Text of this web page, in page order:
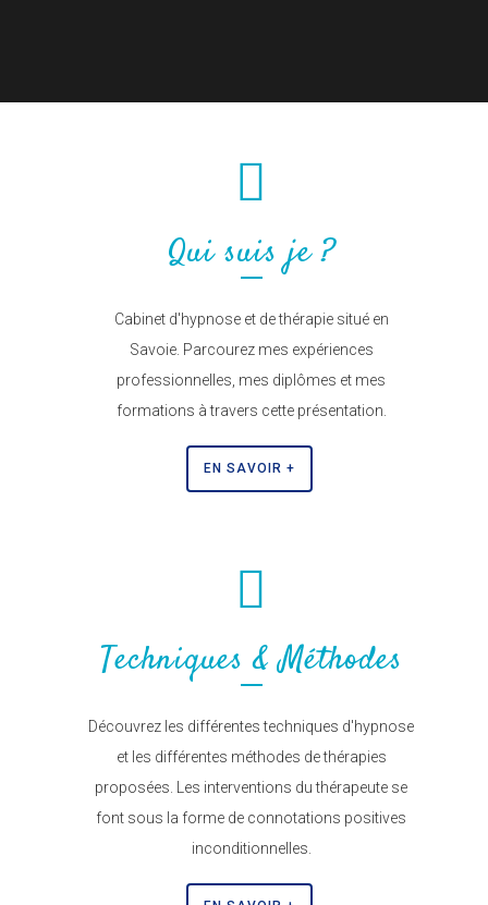
Qui suis je ?
Cabinet d'hypnose et de thérapie situé en
Savoie. Parcourez mes expériences
professionnelles, mes diplômes et mes
formations à travers cette présentation.
EN SAVOIR +
Techniques & Méthodes
Découvrez les différentes techniques d'hypnose
et les différentes méthodes de thérapies
proposées. Les interventions du thérapeute se
font sous la forme de connotations positives
inconditionnelles.